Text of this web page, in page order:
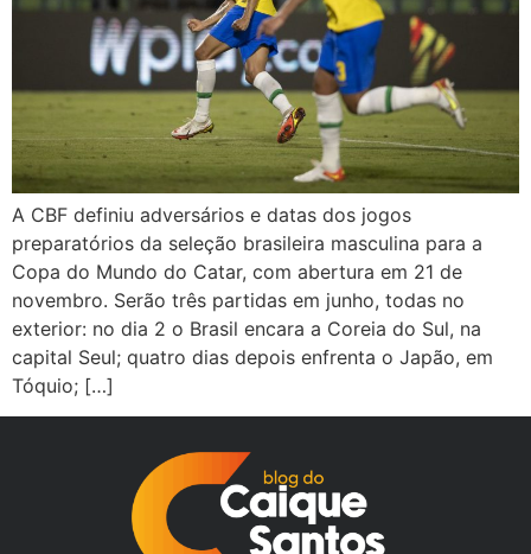
A CBF definiu adversários e datas dos jogos
preparatórios da seleção brasileira masculina para a
Copa do Mundo do Catar, com abertura em 21 de
novembro. Serão três partidas em junho, todas no
exterior: no dia 2 o Brasil encara a Coreia do Sul, na
capital Seul; quatro dias depois enfrenta o Japão, em
Tóquio; […]